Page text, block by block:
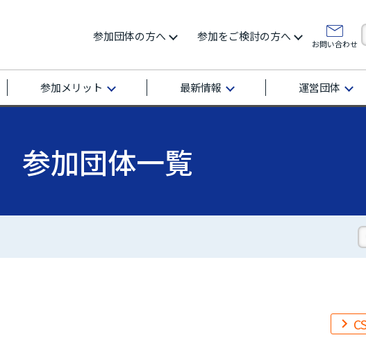
参加メリット 最新情報 運営団体
参加団体の方へ 参加をご検討の方へ
お問い合わせ
参加団体一覧